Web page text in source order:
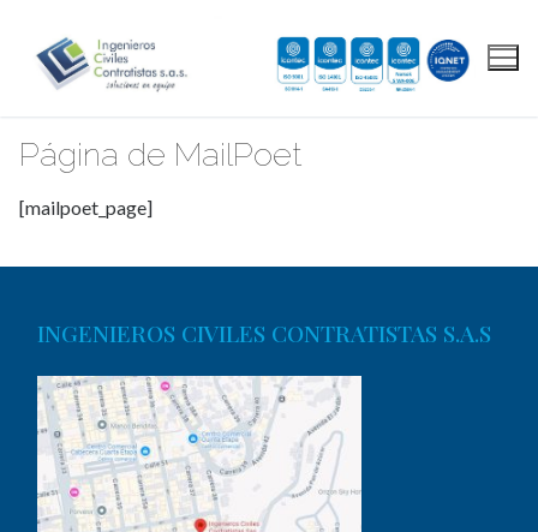
Página de MailPoet
[mailpoet_page]
INGENIEROS CIVILES CONTRATISTAS S.A.S